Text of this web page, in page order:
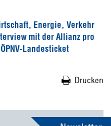
Energie, Verkehr
mit der Allianz pro
Landesticket
Drucken